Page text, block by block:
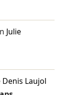
Julie
Denis Laujol